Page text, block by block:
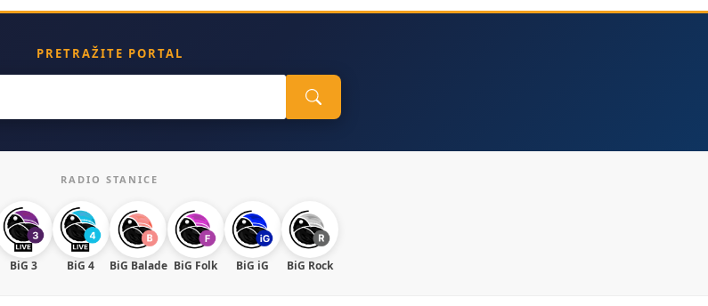
PRETRAŽITE PORTAL
RADIO STANICE
BiG 3 BiG 4 BiG Balade BiG Folk BiG iG BiG Rock